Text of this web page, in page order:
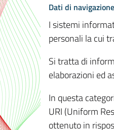
Dati di navigazione
I sistemi
personali la cui
Si tratta di
elaborazioni ed
In questa
URI (Uniform
ottenuto in